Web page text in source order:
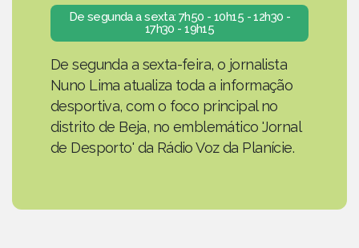
De segunda a sexta: 7h50 - 10h15 - 12h30 -
17h30 - 19h15
De segunda a sexta-feira, o jornalista
Nuno Lima atualiza toda a informação
desportiva, com o foco principal no
distrito de Beja, no emblemático 'Jornal
de Desporto' da Rádio Voz da Planície.